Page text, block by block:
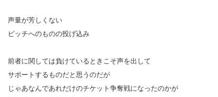
声量が芳しくない
ピッチへのものの投げ込み
前者に関しては負けているときこそ声を出して
サポートするものだと思うのだが
じゃあなんであれだけのチケット争奪戦になったのかが